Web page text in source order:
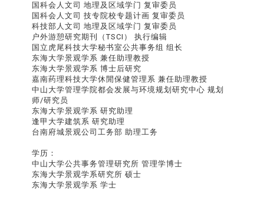
国科会人文司 地理及区域学门 复审委员
国科会人文司 技专院校专题计画 复审委员
科技部人文司 地理及区域学门 复审委员
户外游憩研究期刊（TSCI） 执行编辑
国立虎尾科技大学秘书室公共事务组 组长
东海大学景观学系 兼任助理教授
东海大学景观学系 博士后研究
嘉南药理科技大学休閒保健管理系 兼任助理教授
中山大学管理学院都会发展与环境规划研究中心 规划
师/研究员
东海大学景观学系 研究助理
逢甲大学建筑系 研究助理
台南府城景观公司工务部 助理工务
学历：
中山大学公共事务管理研究所 管理学博士
东海大学景观学系研究所 硕士
东海大学景观学系 学士